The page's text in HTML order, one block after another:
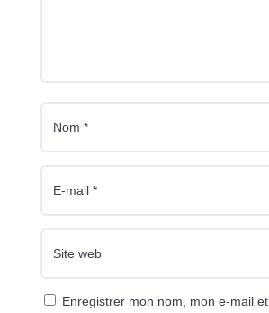
Enregistrer mon nom, mon e-mail